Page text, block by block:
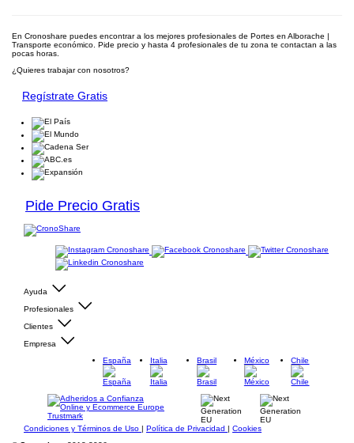
En Cronoshare puedes encontrar a los mejores profesionales de Portes en Alborache |
Transporte económico. Pide precio y hasta 4 profesionales de tu zona te contactan a las
pocas horas.
¿Quieres trabajar con nosotros?
Regístrate Gratis
Pide Precio Gratis
Ayuda
Profesionales
Clientes
Empresa
España
Italia Brasil México Chile
Condiciones y Términos de Uso | Política de Privacidad | Cookies